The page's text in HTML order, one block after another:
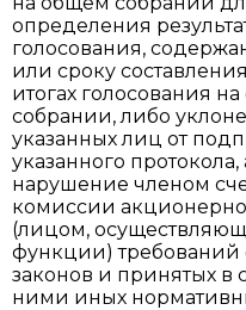
определения
голосования,
или сроку
итогах голосования
собрании, либо
указанных лиц от
указанного протокола,
нарушение членом
комиссии
(лицом,
функции)
законов и принятых в
ними иных